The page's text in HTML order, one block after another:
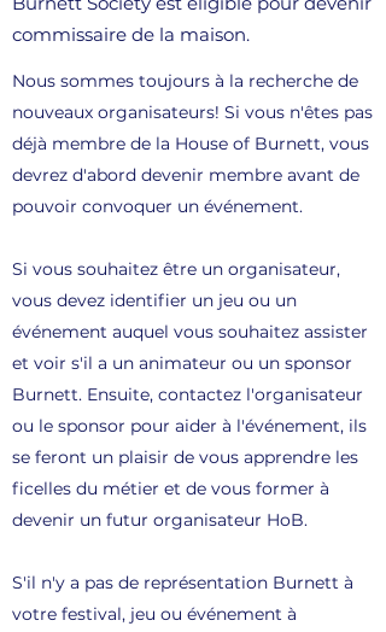
commissaire de la maison.
Nous sommes toujours à la recherche de
nouveaux organisateurs! Si vous n'êtes pas
déjà membre de la House of Burnett, vous
devrez d'abord devenir membre avant de
pouvoir convoquer un événement.
Si vous souhaitez être un organisateur,
vous devez identifier un jeu ou un
événement auquel vous souhaitez assister
et voir s'il a un animateur ou un sponsor
Burnett. Ensuite, contactez l'organisateur
ou le sponsor pour aider à l'événement, ils
se feront un plaisir de vous apprendre les
ficelles du métier et de vous former à
devenir un futur organisateur HoB.
S'il n'y a pas de représentation Burnett à
votre festival, jeu ou événement à